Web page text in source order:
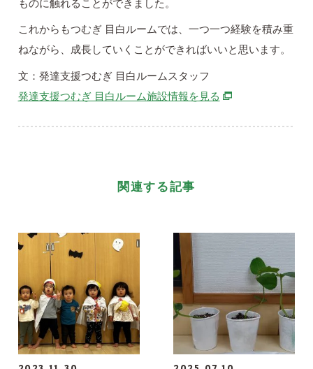
ものに触れることができました。
これからもつむぎ 目白ルームでは、一つ一つ経験を積み重
ねながら、成長していくことができればいいと思います。
文：発達支援つむぎ 目白ルームスタッフ
発達支援つむぎ 目白ルーム施設情報を見る 別ウィンドウで開
関連する記事